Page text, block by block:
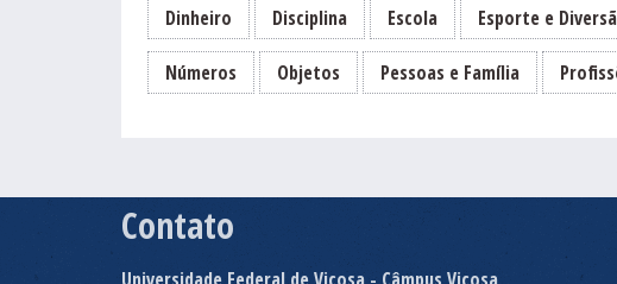
Dinheiro Disciplina Escola Esporte e
Números Objetos Pessoas e Família
Contato